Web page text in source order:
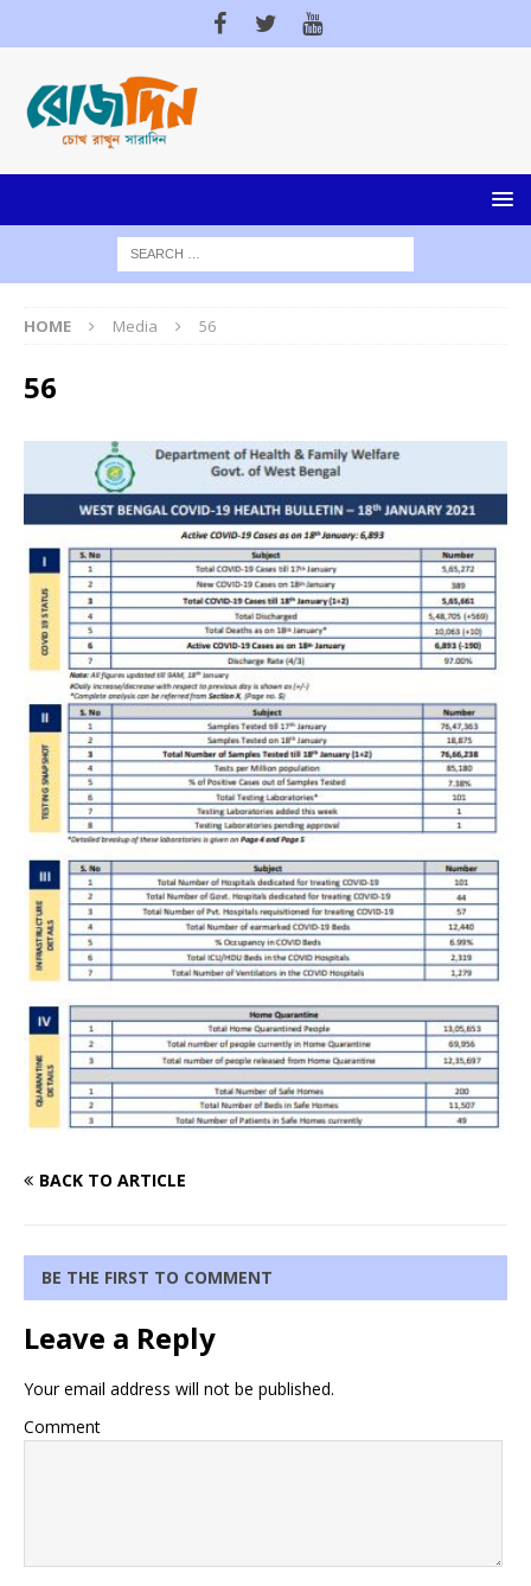
HOME Media 56
56
BACK TO ARTICLE
BE THE FIRST TO COMMENT
Leave a Reply
Your email address will not be published.
Comment